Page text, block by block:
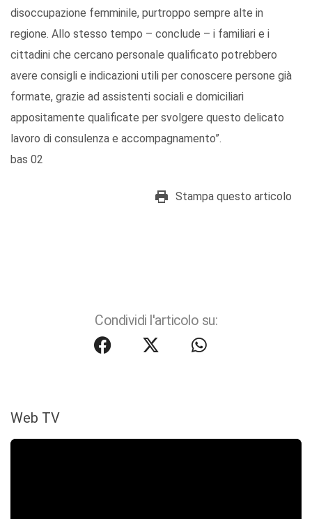
disoccupazione femminile, purtroppo sempre alte in
regione. Allo stesso tempo – conclude – i familiari e i
cittadini che cercano personale qualificato potrebbero
avere consigli e indicazioni utili per conoscere persone già
formate, grazie ad assistenti sociali e domiciliari
appositamente qualificate per svolgere questo delicato
lavoro di consulenza e accompagnamento”.
bas 02
Stampa questo articolo
Condividi l'articolo su:
Web TV